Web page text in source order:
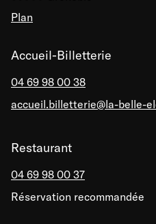
Plan
Accueil-Billetterie
04 69 98 00 38
accueil.billetterie@la-belle-
Restaurant
04 69 98 00 37
Réservation recommandée